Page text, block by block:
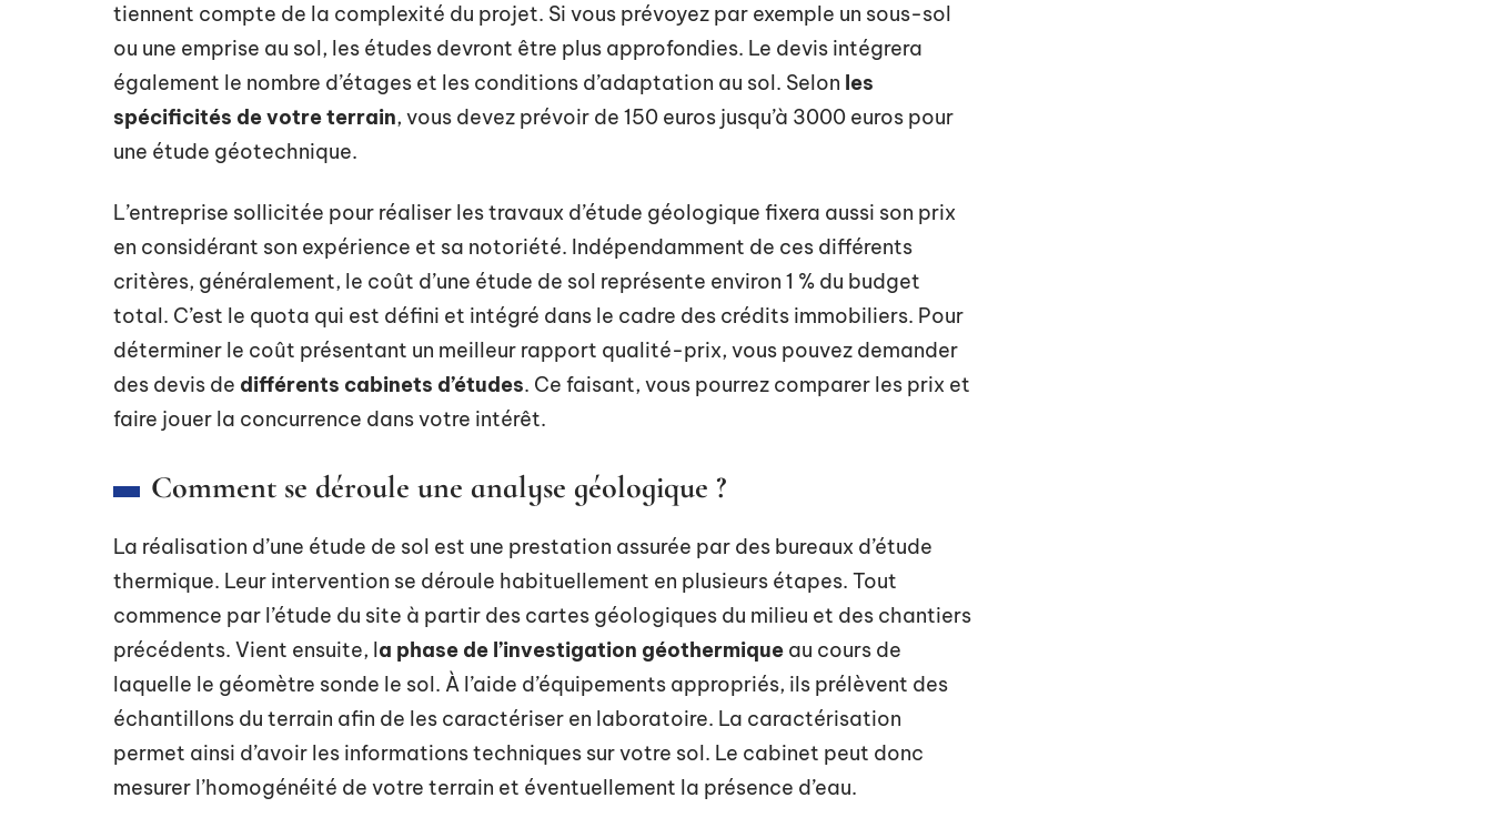
tiennent compte de la complexité du projet. Si vous prévoyez par exemple un sous-sol
ou une emprise au sol, les études devront être plus approfondies. Le devis intégrera
également le nombre d’étages et les conditions d’adaptation au sol. Selon les
spécificités de votre terrain, vous devez prévoir de 150 euros jusqu’à 3000 euros pour
une étude géotechnique.
L’entreprise sollicitée pour réaliser les travaux d’étude géologique fixera aussi son prix
en considérant son expérience et sa notoriété. Indépendamment de ces différents
critères, généralement, le coût d’une étude de sol représente environ 1 % du budget
total. C’est le quota qui est défini et intégré dans le cadre des crédits immobiliers. Pour
déterminer le coût présentant un meilleur rapport qualité-prix, vous pouvez demander
des devis de différents cabinets d’études. Ce faisant, vous pourrez comparer les prix et
faire jouer la concurrence dans votre intérêt.
Comment se déroule une analyse géologique ?
La réalisation d’une étude de sol est une prestation assurée par des bureaux d’étude
thermique. Leur intervention se déroule habituellement en plusieurs étapes. Tout
commence par l’étude du site à partir des cartes géologiques du milieu et des chantiers
précédents. Vient ensuite, la phase de l’investigation géothermique au cours de
laquelle le géomètre sonde le sol. À l’aide d’équipements appropriés, ils prélèvent des
échantillons du terrain afin de les caractériser en laboratoire. La caractérisation
permet ainsi d’avoir les informations techniques sur votre sol. Le cabinet peut donc
mesurer l’homogénéité de votre terrain et éventuellement la présence d’eau.